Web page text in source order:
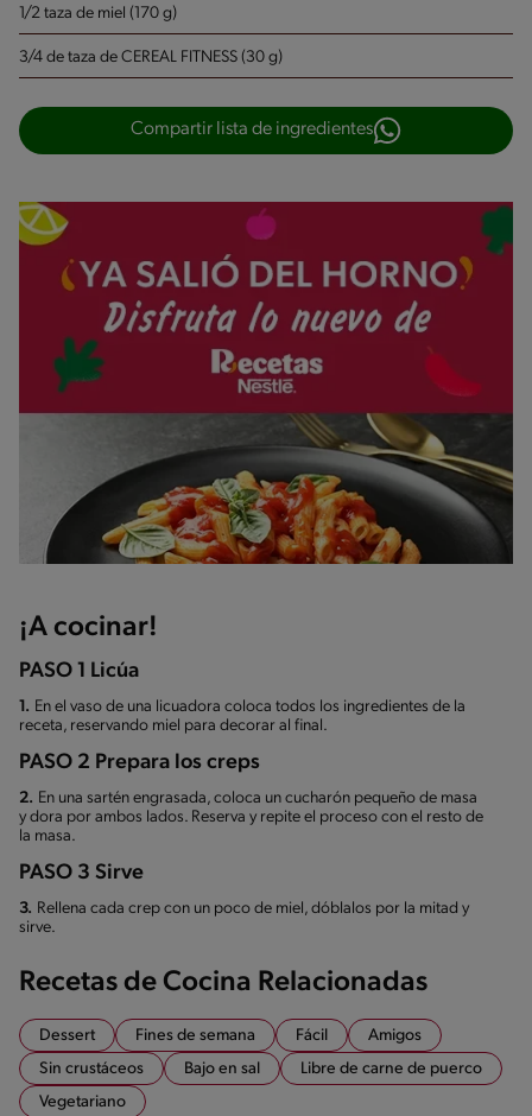
1/2 taza de miel (170 g)
3/4 de taza de CEREAL FITNESS (30 g)
Compartir lista de ingredientes
¡A cocinar!
PASO 1 Licúa
1. En el vaso de una licuadora coloca todos los ingredientes de la
receta, reservando miel para decorar al final.
PASO 2 Prepara los creps
2. En una sartén engrasada, coloca un cucharón pequeño de masa
y dora por ambos lados. Reserva y repite el proceso con el resto de
la masa.
PASO 3 Sirve
3. Rellena cada crep con un poco de miel, dóblalos por la mitad y
sirve.
Recetas de Cocina Relacionadas
Dessert Fines de semana Fácil
Amigos
Sin crustáceos
Bajo en sal
Libre de carne de puerco
Vegetariano